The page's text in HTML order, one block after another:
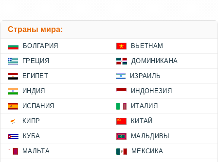
Страны мира:
БОЛГАРИЯ ВЬЕТНАМ
ГРЕЦИЯ ДОМИНИКАНА
ЕГИПЕТ ИЗРАИЛЬ
ИНДИЯ ИНДОНЕЗИЯ
ИСПАНИЯ ИТАЛИЯ
КИПР КИТАЙ
КУБА МАЛЬДИВЫ
МАЛЬТА МЕКСИКА